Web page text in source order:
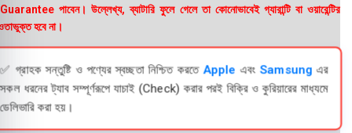
পাবেন। উল্লেখ্য, ব্যাটারি ফুলে গেলে তা কোনোভাবেই গ্যারান্টি বা ওয়ারেন্টির
হবে না।
✅ গ্রাহক সন্তুষ্টি ও পণ্যের স্বচ্ছতা নিশ্চিত করতে Apple এবং Samsungএর
সকল ধরনের ট্যাব সম্পূর্ণরূপে যাচাই (Check) করার পরই বিক্রি ও কুরিয়ারের মাধ্যমে
ডেলিভারি করা হয়।